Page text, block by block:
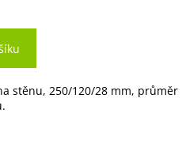
stěnu, 250/120/28 mm, průměr